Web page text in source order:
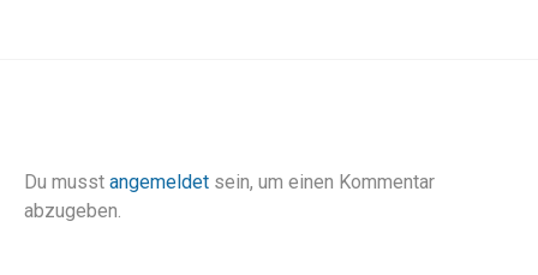
Du musst angemeldet sein, um einen Kommentar
abzugeben.